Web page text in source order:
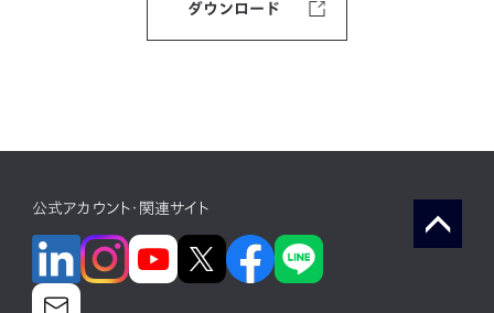
ダウンロード
公式アカウント・関連サイト